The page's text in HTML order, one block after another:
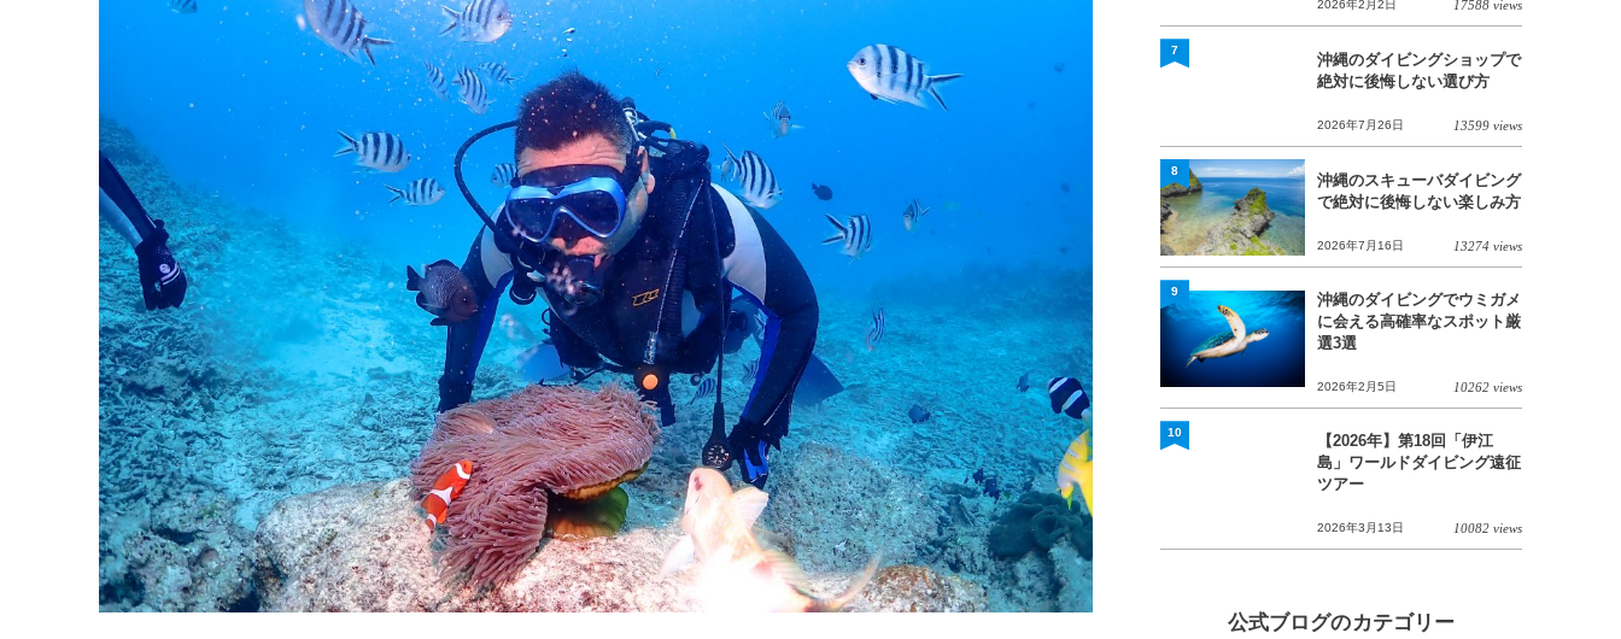
2026年2月2日 17588 views
沖縄のダイビングショップで
絶対に後悔しない選び方
2026年7月26日 13599 views
7
沖縄のスキューバダイビング
で絶対に後悔しない楽しみ方
2026年7月16日 13274 views
8
沖縄のダイビングでウミガメ
に会える高確率なスポット厳
選3選
2026年2月5日 10262 views
9
【2026年】第18回「伊江
島」ワールドダイビング遠征
ツアー
2026年3月13日 10082 views
10
公式ブログのカテゴリー